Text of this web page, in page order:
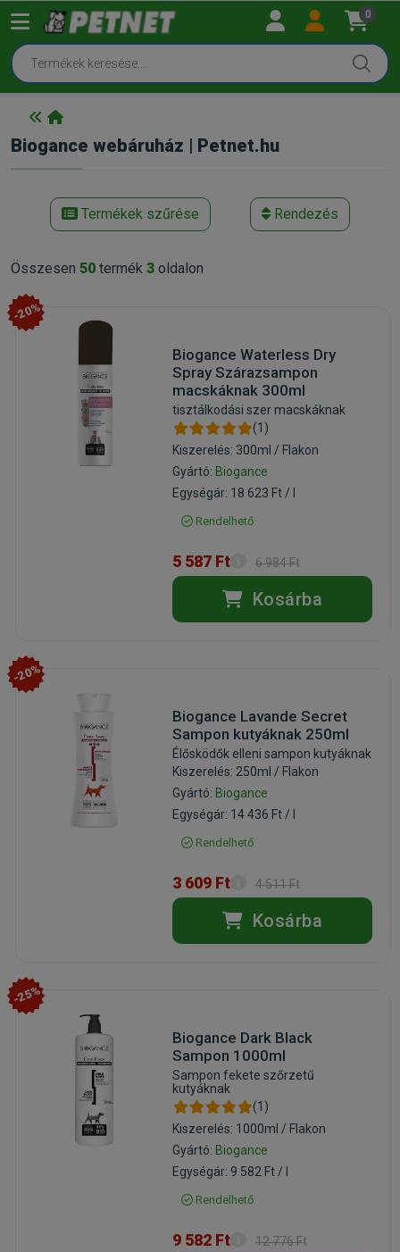
0
Biogance webáruház | Petnet.hu
Termékek szűrése Rendezés
Összesen 50 termék 3 oldalon
-20%
Biogance Waterless Dry
Spray Szárazsampon
macskáknak 300ml
tisztálkodási szer macskáknak
(1)
Kiszerelés: 300ml / Flakon
Gyártó: Biogance
Egységár: 18 623 Ft / l
Rendelhető
5 587 Ft 6 984 Ft
Kosárba
-20%
Biogance Lavande Secret
Sampon kutyáknak 250ml
Élősködők elleni sampon kutyáknak
Kiszerelés: 250ml / Flakon
Gyártó: Biogance
Egységár: 14 436 Ft / l
Rendelhető
3 609 Ft 4 511 Ft
Kosárba
-25%
Biogance Dark Black
Sampon 1000ml
Sampon fekete szőrzetű
kutyáknak
(1)
Kiszerelés: 1000ml / Flakon
Gyártó: Biogance
Egységár: 9 582 Ft / l
Rendelhető
9 582 Ft 12 776 Ft